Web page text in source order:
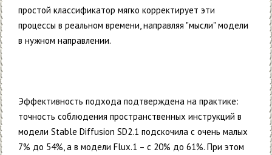
простой классификатор мягко корректирует эти
процессы в реальном времени, направляя "мысли" модели
в нужном направлении.
Эффективность подхода подтверждена на практике:
точность соблюдения пространственных инструкций в
модели Stable Diffusion SD2.1 подскочила с очень малых
7% до 54%, а в модели Flux.1 – с 20% до 61%. При этом